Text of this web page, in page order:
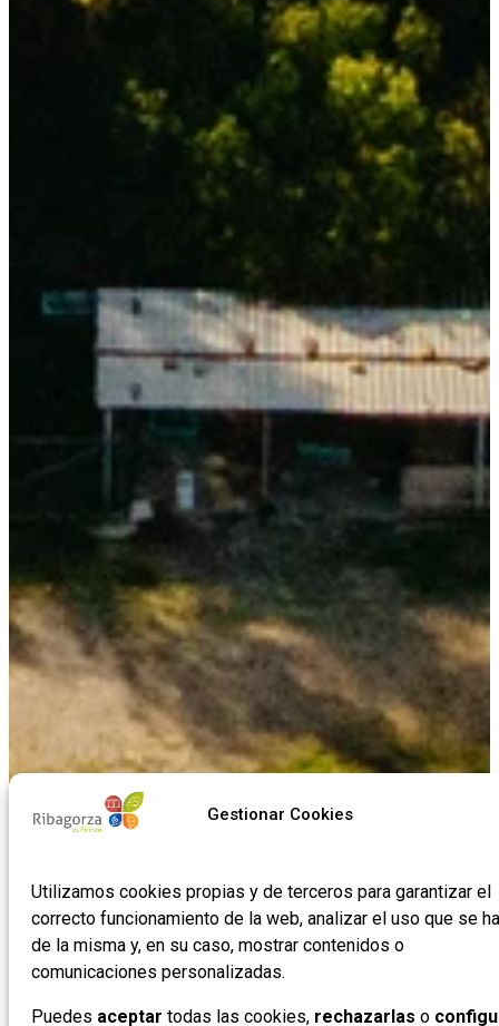
Gestionar Cookies
Utilizamos cookies propias y de terceros para garantizar el
correcto funcionamiento de la web, analizar el uso que se
de la misma y, en su caso, mostrar contenidos o
comunicaciones personalizadas.
Puedes aceptar todas las cookies, rechazarlas o
Naturaleza viva,
Naturaleza viva,
Naturaleza viva,
Naturaleza viva,
Naturaleza viva,
Naturaleza viva,
Naturaleza viva,
Naturaleza viva,
Naturaleza viva,
Naturaleza viva,
Naturaleza viva,
Naturaleza viva,